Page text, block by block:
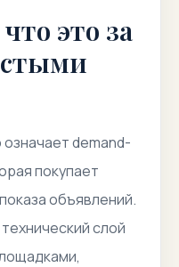
это за
demand-
покупает
объявлений.
слой